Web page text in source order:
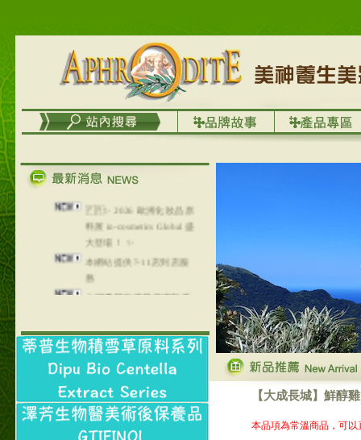
料展 in-cosmetics Global 盛
大登場！ ✨
本網站提供7-11店到店服
務
台灣澤芳面膜慕思潔顏系
列，可以郵寄至部分亞太
在外租屋者、居住處無管
理員、不方便在工作地點
取件者，歡迎多多使用
【郵局i郵箱】的服務喔～
【i郵箱】設立的地點，請
進入內頁連結～
成功加入
【大成長城】鮮醇
本品項為常溫商品，可